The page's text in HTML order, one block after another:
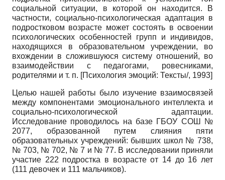
социальной ситуации, в которой он находится. В
частности, социально-психологическая адаптация в
подростковом возрасте может состоять в освоении
психологических особенностей групп и индивидов,
находящихся в образовательном учреждении, во
вхождении в сложившуюся систему отношений, во
взаимодействии с педагогами, ровесниками,
родителями и т. п. [Психология эмоций: Тексты/, 1993]
Целью нашей работы было изучение взаимосвязей
между компонентами эмоционального интеллекта и
социально-психологической адаптации.
Исследование проводилось на базе ГБОУ СОШ №
2077, образованной путем слияния пяти
образовательных учреждений: бывших школ № 738,
№ 703, № 702, № 7 и № 77. В исследовании приняли
участие 222 подростка в возрасте от 14 до 16 лет
(111 девочек и 111 мальчиков).